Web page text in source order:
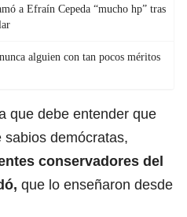
a Efraín Cepeda “mucho hp” tras
alguien con tan pocos méritos
que debe entender que
sabios demócratas,
conservadores del
que lo enseñaron desde